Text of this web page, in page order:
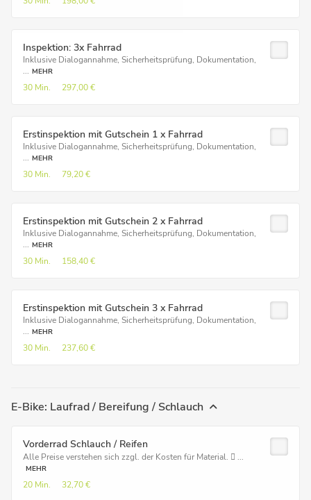
Inspektion: 3x Fahrrad
Inklusive Dialogannahme, Sicherheitsprüfung, Dokumentation,
... MEHR
30 Min. 297,00 €
Erstinspektion mit Gutschein 1 x Fahrrad
Inklusive Dialogannahme, Sicherheitsprüfung, Dokumentation,
... MEHR
30 Min. 79,20 €
Erstinspektion mit Gutschein 2 x Fahrrad
Inklusive Dialogannahme, Sicherheitsprüfung, Dokumentation,
... MEHR
30 Min. 158,40 €
Erstinspektion mit Gutschein 3 x Fahrrad
Inklusive Dialogannahme, Sicherheitsprüfung, Dokumentation,
... MEHR
30 Min. 237,60 €
E-Bike: Laufrad / Bereifung / Schlauch
Vorderrad Schlauch / Reifen
Alle Preise verstehen sich zzgl. der Kosten für Material.  ...
MEHR
20 Min. 32,70 €